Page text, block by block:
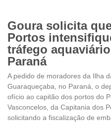
Goura solicita
Portos
tráfego
Paraná
A pedido de moradores da Ilha
Guaraqueçaba, no Paraná, o
ofício ao capitão dos portos do
Vasconcelos, da Capitania dos
solicitando a fiscalização de